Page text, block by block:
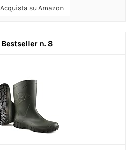
Acquista su Amazon
8